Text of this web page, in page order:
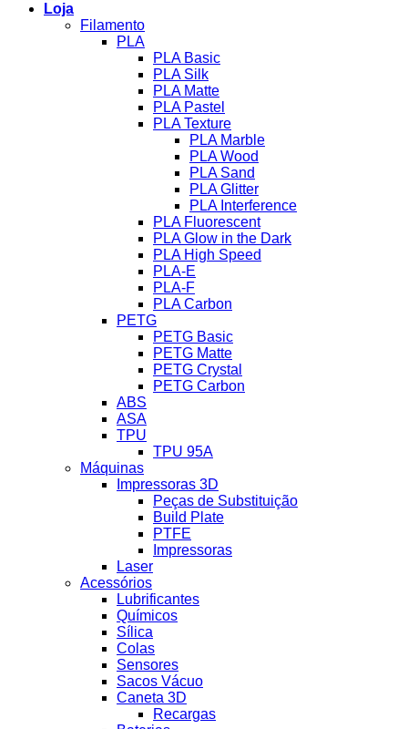
Loja
Filamento
PLA
PLA Basic
PLA Silk
PLA Matte
PLA Pastel
PLA Texture
PLA Marble
PLA Wood
PLA Sand
PLA Glitter
PLA Interference
PLA Fluorescent
PLA Glow in the Dark
PLA High Speed
PLA-E
PLA-F
PLA Carbon
PETG
PETG Basic
PETG Matte
PETG Crystal
PETG Carbon
ABS
ASA
TPU
TPU 95A
Máquinas
Impressoras 3D
Peças de Substituição
Build Plate
PTFE
Impressoras
Laser
Acessórios
Lubrificantes
Químicos
Sílica
Colas
Sensores
Sacos Vácuo
Caneta 3D
Recargas